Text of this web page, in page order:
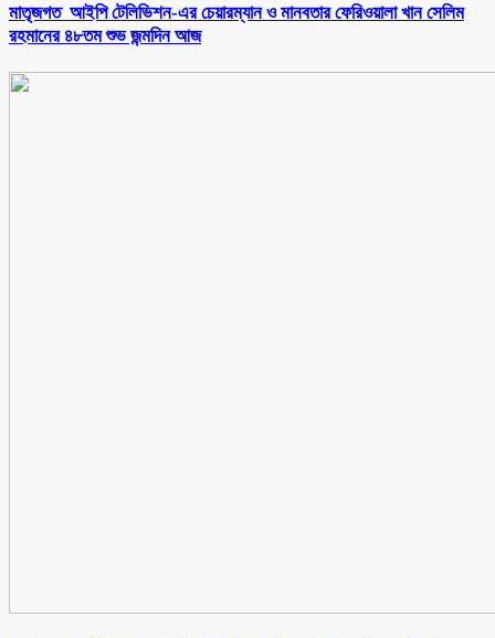
মাতৃজগত আইপি টেলিভিশন-এর চেয়ারম্যান ও মানবতার ফেরিওয়ালা খান সেলিম
রহমানের ৪৮তম শুভ জন্মদিন আজ